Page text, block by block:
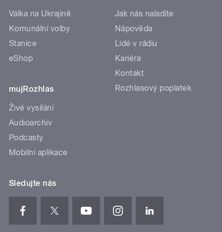
Válka na Ukrajině
Komunální volby
Stanice
eShop
mujRozhlas
Živé vysílání
Audioarchiv
Podcasty
Mobilní aplikace
Jak nás naladíte
Nápověda
Lidé v rádiu
Kariéra
Kontakt
Rozhlasový poplatek
Sledujte nás